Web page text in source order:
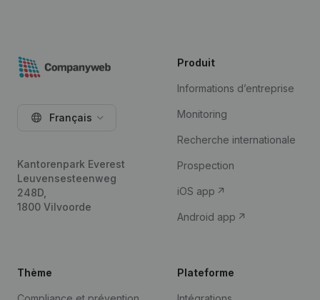
Français
Kantorenpark Everest
Leuvensesteenweg
248D,
1800 Vilvoorde
Produit
Informations d’entreprise
Monitoring
Recherche internationale
Prospection
iOS app
Android app
Thème Plateforme